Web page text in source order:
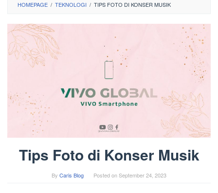
HOMEPAGE / TEKNOLOGI / TIPS FOTO DI KONSER MUSIK
Tips Foto di Konser Musik
By Caris Blog Posted onSeptember 24, 2023